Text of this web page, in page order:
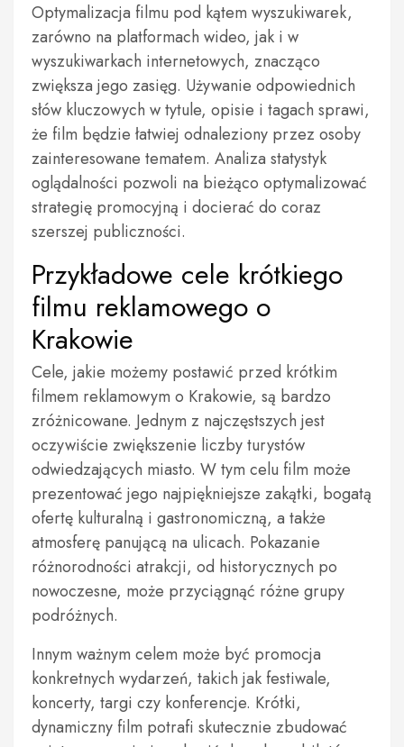
Optymalizacja filmu pod kątem wyszukiwarek,
zarówno na platformach wideo, jak i w
wyszukiwarkach internetowych, znacząco
zwiększa jego zasięg. Używanie odpowiednich
słów kluczowych w tytule, opisie i tagach sprawi,
że film będzie łatwiej odnaleziony przez osoby
zainteresowane tematem. Analiza statystyk
oglądalności pozwoli na bieżąco optymalizować
strategię promocyjną i docierać do coraz
szerszej publiczności.
Przykładowe cele krótkiego
filmu reklamowego o
Krakowie
Cele, jakie możemy postawić przed krótkim
filmem reklamowym o Krakowie, są bardzo
zróżnicowane. Jednym z najczęstszych jest
oczywiście zwiększenie liczby turystów
odwiedzających miasto. W tym celu film może
prezentować jego najpiękniejsze zakątki, bogatą
ofertę kulturalną i gastronomiczną, a także
atmosferę panującą na ulicach. Pokazanie
różnorodności atrakcji, od historycznych po
nowoczesne, może przyciągnąć różne grupy
podróżnych.
Innym ważnym celem może być promocja
konkretnych wydarzeń, takich jak festiwale,
koncerty, targi czy konferencje. Krótki,
dynamiczny film potrafi skutecznie zbudować